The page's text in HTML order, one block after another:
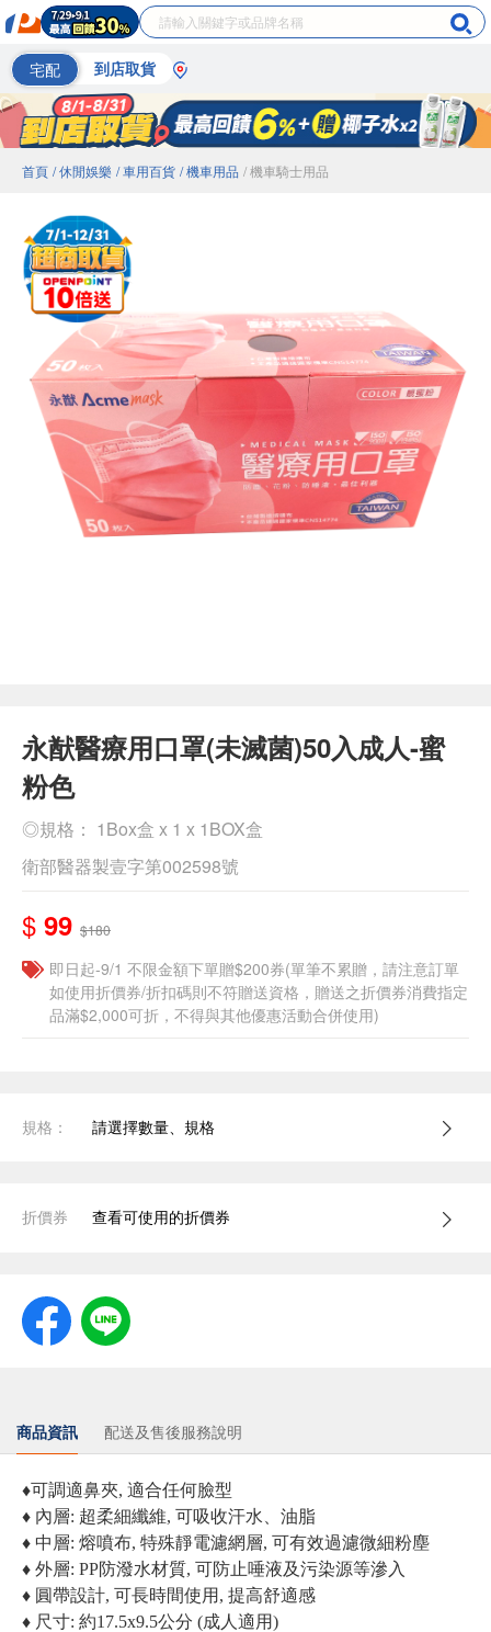
宅配 到店取貨
首頁 / 休閒娛樂 / 車用百貨 / 機車用品 / 機車騎士用品
永猷醫療用口罩(未滅菌)50入成人-蜜
粉色
◎規格： 1Box盒 x 1 x 1BOX盒
衛部醫器製壹字第002598號
$ 99 $180
即日起-9/1 不限金額下單贈$200券(單筆不累贈，請注意訂單
如使用折價券/折扣碼則不符贈送資格，贈送之折價券消費指定
品滿$2,000可折，不得與其他優惠活動合併使用)
規格： 請選擇數量、規格
折價券 查看可使用的折價券
商品資訊 配送及售後服務說明
♦可調適鼻夾, 適合任何臉型
♦ 內層: 超柔細纖維, 可吸收汗水、油脂
♦ 中層: 熔噴布, 特殊靜電濾網層, 可有效過濾微細粉塵
♦ 外層: PP防潑水材質, 可防止唾液及污染源等滲入
♦ 圓帶設計, 可長時間使用, 提高舒適感
♦ 尺寸: 約17.5x9.5公分 (成人適用)